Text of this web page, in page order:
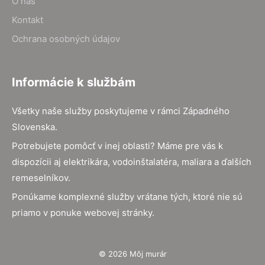
Kontakt
Ochrana osobných údajov
Informácie k službám
Všetky naše služby poskytujeme v rámci Západného
Slovenska.
Potrebujete pomôcť v inej oblasti? Máme pre vás k
dispozícii aj elektrikára, vodoinštalatéra, maliara a ďalších
remeselníkov.
Ponúkame komplexné služby vrátane tých, ktoré nie sú
priamo v ponuke webovej stránky.
© 2026 Môj murár